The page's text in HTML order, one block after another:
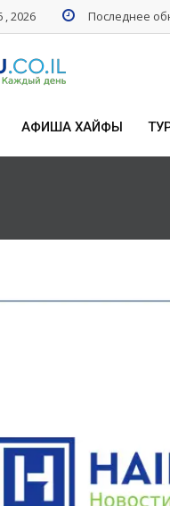
, 2026 Последнее
АФИША ХАЙФЫ